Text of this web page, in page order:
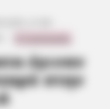
έγιναν
στην